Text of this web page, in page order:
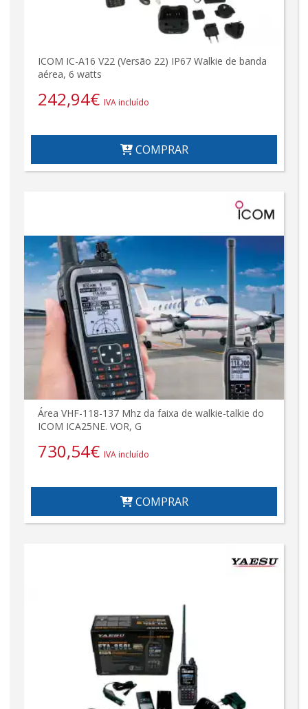
ICOM IC-A16 V22 (Versão 22) IP67 Walkie de banda
aérea, 6 watts
242,94€ IVA incluído
COMPRAR
Área VHF-118-137 Mhz da faixa de walkie-talkie do
ICOM ICA25NE. VOR, G
730,54€ IVA incluído
COMPRAR